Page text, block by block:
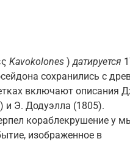
Kavokolones )датируется
сохранились с
включают описания
и Э. Додуэлла (1805).
кораблекрушение у
изображенное в